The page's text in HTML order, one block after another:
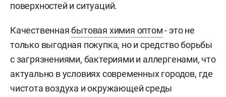
поверхностей и ситуаций.
Качественнаябытовая химия оптом- это не
только выгодная покупка, но и средство борьбы
с загрязнениями, бактериями и аллергенами, что
актуально в условиях современных городов, где
чистота воздуха и окружающей среды